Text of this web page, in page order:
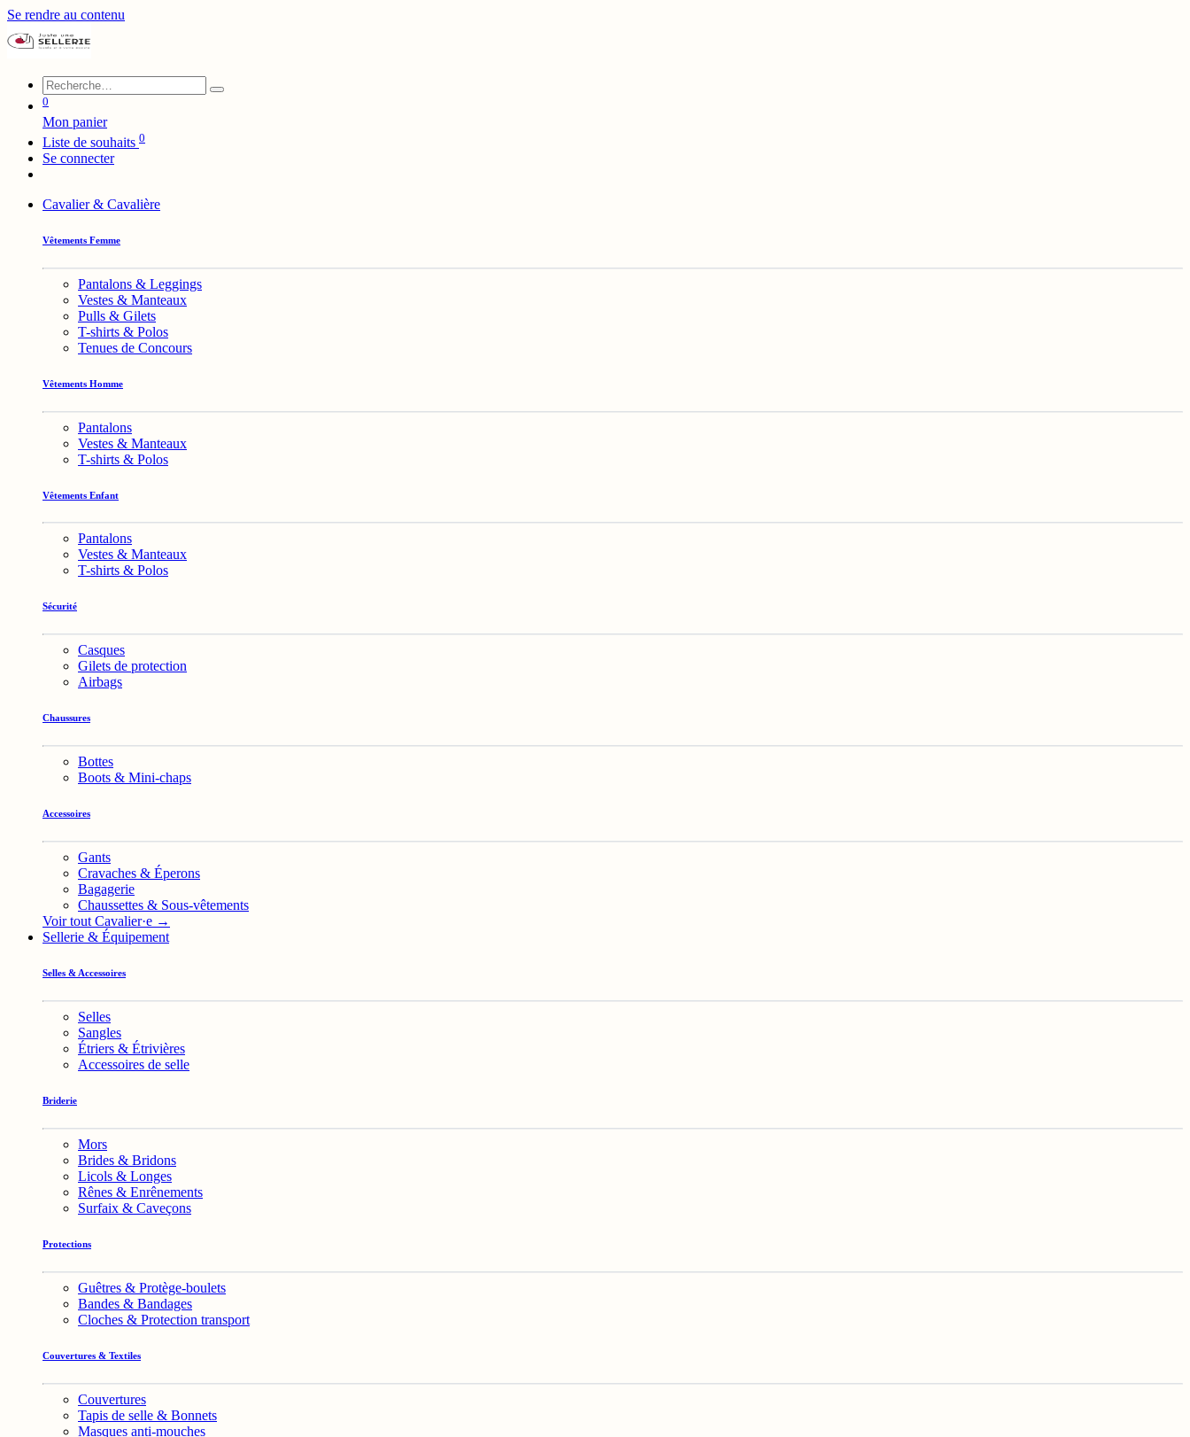
Se rendre au contenu
0
Mon panier
Liste de souhaits 0
Se connecter
Cavalier & Cavalière
Vêtements Femme
Pantalons & Leggings
Vestes & Manteaux
Pulls & Gilets
T-shirts & Polos
Tenues de Concours
Vêtements Homme
Pantalons
Vestes & Manteaux
T-shirts & Polos
Vêtements Enfant
Pantalons
Vestes & Manteaux
T-shirts & Polos
Sécurité
Casques
Gilets de protection
Airbags
Chaussures
Bottes
Boots & Mini-chaps
Accessoires
Gants
Cravaches & Éperons
Bagagerie
Chaussettes & Sous-vêtements
Voir tout Cavalier·e →
Sellerie & Équipement
Selles & Accessoires
Selles
Sangles
Étriers & Étrivières
Accessoires de selle
Briderie
Mors
Brides & Bridons
Licols & Longes
Rênes & Enrênements
Surfaix & Caveçons
Protections
Guêtres & Protège-boulets
Bandes & Bandages
Cloches & Protection transport
Couvertures & Textiles
Couvertures
Tapis de selle & Bonnets
Masques anti-mouches